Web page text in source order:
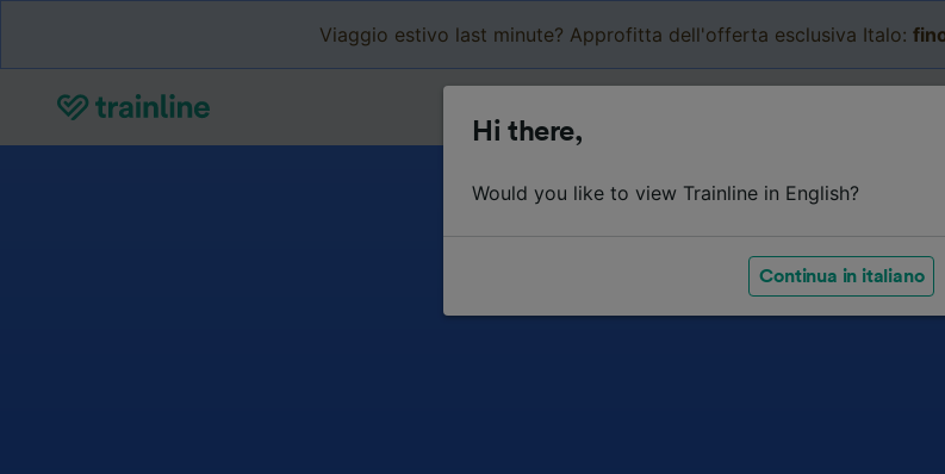
Viaggio estivo last minute? Approfitta dell'offerta esclusiva Italo:
Hi there,
Would you like to view Trainline in English?
Continua in italiano